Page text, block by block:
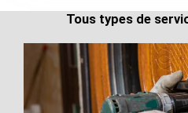
Tous types de